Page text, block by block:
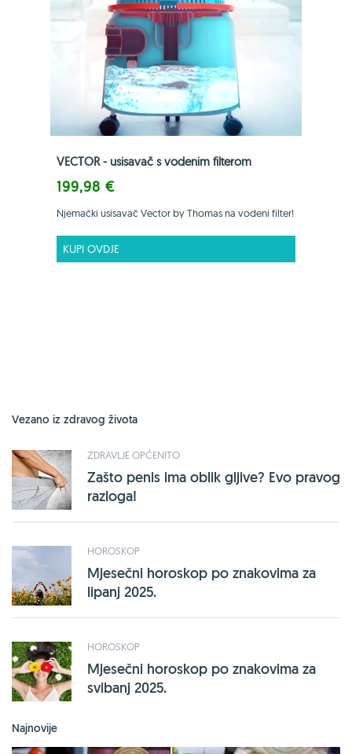
VECTOR - usisavač s vodenim filterom
199,98 €
Njemački usisavač Vector by Thomas na vodeni filter!
KUPI OVDJE
Vezano iz zdravog života
ZDRAVLJE OPĆENITO
Zašto penis ima oblik gljive? Evo pravog
razloga!
HOROSKOP
Mjesečni horoskop po znakovima za
lipanj 2025.
HOROSKOP
Mjesečni horoskop po znakovima za
svibanj 2025.
Najnovije